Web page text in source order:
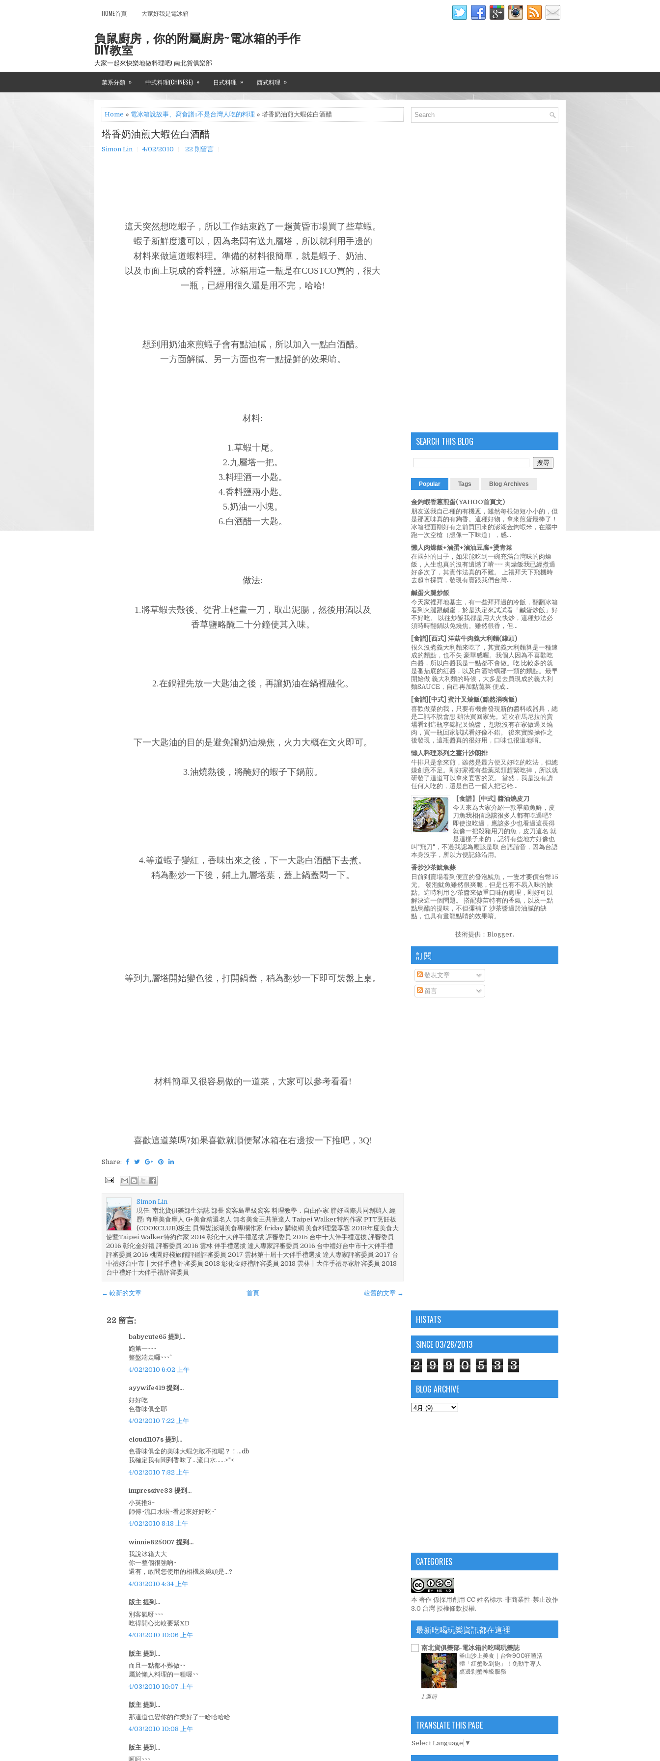
HOME首頁 大家好我是電冰箱
負鼠廚房，你的附屬廚房~電冰箱的手作
DIY教室
大家一起來快樂地做料理吧! 南北貨俱樂部
菜系分類 » 中式料理(CHINESE) » 日式料理 » 西式料理 »
Home » 電冰箱說故事、寫食譜::不是台灣人吃的料理 » 塔香奶油煎大蝦佐白酒醋
塔香奶油煎大蝦佐白酒醋
Simon Lin 4/02/2010 22 則留言
這天突然想吃蝦子，所以工作結束跑了一趟黃昏市場買了些草蝦。
蝦子新鮮度還可以，因為老闆有送九層塔，所以就利用手邊的
材料來做這道蝦料理。準備的材料很簡單，就是蝦子、奶油、
以及市面上現成的香料鹽。冰箱用這一瓶是在COSTCO買的，很大
一瓶，已經用很久還是用不完，哈哈!
想到用奶油來煎蝦子會有點油膩，所以加入一點白酒醋。
一方面解膩、另一方面也有一點提鮮的效果唷。
材料:
1.草蝦十尾。
2.九層塔一把。
3.料理酒一小匙。
4.香料鹽兩小匙。
5.奶油一小塊。
6.白酒醋一大匙。
做法:
1.將草蝦去殼後、從背上輕畫一刀，取出泥腸，然後用酒以及
香草鹽略醃二十分鐘使其入味。
2.在鍋裡先放一大匙油之後，再讓奶油在鍋裡融化。
下一大匙油的目的是避免讓奶油燒焦，火力大概在文火即可。
3.油燒熱後，將醃好的蝦子下鍋煎。
4.等道蝦子變紅，香味出來之後，下一大匙白酒醋下去煮。
稍為翻炒一下後，鋪上九層塔葉，蓋上鍋蓋悶一下。
等到九層塔開始變色後，打開鍋蓋，稍為翻炒一下即可裝盤上桌。
材料簡單又很容易做的一道菜，大家可以參考看看!
喜歡這道菜嗎?如果喜歡就順便幫冰箱在右邊按一下推吧，3Q!
Share:
Simon Lin
現任: 南北貨俱樂部生活誌 部長 窩客島星級窩客 料理教學．自由作家 胖好國際共同創辦人 經
歷: 奇摩美食摩人 G+美食精選名人 無名美食王共筆達人 Taipei Walker特約作家 PTT烹飪板
(COOKCLUB)板主 貝傳媒澎湖美食專欄作家 friday 購物網 美食料理愛享客 2013年度美食大
使暨Taipei Walker特約作家 2014 彰化十大伴手禮選拔 評審委員 2015 台中十大伴手禮選拔 評審委員
2016 彰化金好禮 評審委員 2016 雲林 伴手禮選拔 達人專家評審委員 2016 台中禮好台中市十大伴手禮
評審委員 2016 桃園好棧旅館評鑑評審委員 2017 雲林第十屆十大伴手禮選拔 達人專家評審委員 2017 台
中禮好台中市十大伴手禮 評審委員 2018 彰化金好禮評審委員 2018 雲林十大伴手禮專家評審委員 2018
台中禮好十大伴手禮評審委員
← 較新的文章 較舊的文章 →
首頁
22 留言:
babycute65 提到...
跑第一~~~
整盤端走囉~~~^^
4/02/2010 6:02 上午
ayywife419 提到...
好好吃
色香味俱全耶
4/02/2010 7:22 上午
cloud1107s 提到...
色香味俱全的美味大蝦怎敢不推呢？！…d^^b
我確定我有聞到香味了…流口水……>"<
4/02/2010 7:32 上午
impressive33 提到...
小英推3~
師傅~流口水啦~看起來好好吃~^^
4/02/2010 8:18 上午
winnie825007 提到...
我說冰箱大大
你一整個很強吶~
還有，敢問您使用的相機及鏡頭是...?
4/03/2010 4:34 上午
版主 提到...
別客氣呀~~~
吃得開心比較要緊XD
4/03/2010 10:06 上午
版主 提到...
而且一點都不難做~~
屬於懶人料理的一種喔~~
4/03/2010 10:07 上午
版主 提到...
那這道也變你的作業好了~~哈哈哈哈
4/03/2010 10:08 上午
版主 提到...
呵呵~~~
SEARCH THIS BLOG
Popular Tags Blog Archives
金鉤蝦香蔥煎蛋(YAHOO首頁文)
朋友送我自己種的有機蔥，雖然每根短短小小的，但
是那蔥味真的有夠香。這種好物，拿來煎蛋最棒了！
冰箱裡面剛好有之前買回來的澎湖金鉤蝦米，在腦中
跑一次空槍（想像一下味道），感...
懶人肉燥飯+滷蛋+滷油豆腐+燙青菜
在國外的日子，如果能吃到一碗充滿台灣味的肉燥
飯，人生也真的沒有遺憾了唷~~~ 肉燥飯我已經煮過
好多次了，其實作法真的不難。 上禮拜天下飛機時
去超市採買，發現有賣跟我們台灣...
鹹蛋火腿炒飯
今天家裡拜地基主，有一些拜拜過的冷飯，翻翻冰箱
看到火腿跟鹹蛋，於是決定來試試看「鹹蛋炒飯」好
不好吃。 以往炒飯我都是用大火快炒，這種炒法必
須時時翻鍋以免燒焦。雖然很香，但...
[食譜][西式] 洋菇牛肉義大利麵(罐頭)
很久沒煮義大利麵來吃了，其實義大利麵算是一種速
成的麵點，也不失 豪華感喔。我個人因為不喜歡吃
白醬，所以白醬我是一點都不會做。吃 比較多的就
是番茄底的紅醬，以及白酒蛤蠣那一類的麵點。最早
開始做 義大利麵的時候，大多是去買現成的義大利
麵SAUCE，自己再加點蔬菜 便成...
[食譜][中式] 蜜汁叉燒飯(黯然消魂飯)
喜歡做菜的我，只要有機會發現新的醬料或器具，總
是二話不說會想 辦法買回家先。這次在馬尼拉的賣
場看到這瓶李錦記叉燒醬， 想說沒有在家做過叉燒
肉，買一瓶回家試試看好像不錯。 後來實際操作之
後發現，這瓶醬真的很好用，口味也很道地唷。
懶人料理系列之薑汁沙朗排
牛排只是拿來煎，雖然是最方便又好吃的吃法，但總
嫌創意不足。剛好家裡有些葉菜類趕緊吃掉，所以就
研發了這道可以拿來宴客的菜。 當然，我是沒有請
任何人吃的，還是自己一個人把它給...
【食譜】[中式] 醬油燒皮刀
今天來為大家介紹一款季節魚鮮，皮
刀魚我相信應該很多人都有吃過吧?
即使沒吃過，應該多少也看過這長得
就像一把殺豬用刀的魚，皮刀這名 就
是這樣子來的，記得有些地方好像也
叫"飛刀"，不過我認為應該是取 台語諧音，因為台語
本身沒字，所以方便記錄沿用。
香炒沙茶魷魚蒜
日前到賣場看到便宜的發泡魷魚，一隻才要價台幣15
元。 發泡魷魚雖然很爽脆，但是也有不易入味的缺
點。這時利用 沙茶醬來做重口味的處理，剛好可以
解決這一個問題。 搭配蒜苗特有的香氣，以及一點
點烏醋的提味，不但彌補了 沙茶醬過於油膩的缺
點，也具有畫龍點睛的效果唷。
技術提供： Blogger.
訂閱
發表文章
留言
HISTATS
SINCE 03/28/2013
2 9 9 0 5 3 3
BLOG ARCHIVE
CATEGORIES
本 著作 係採用創用 CC 姓名標示-非商業性-禁止改作
3.0 台灣 授權條款授權.
最新吃喝玩樂資訊都在這裡
南北貨俱樂部-電冰箱的吃喝玩樂誌
釜山沙上美食｜台幣900狂嗑活
體「紅蟹吃到飽」！免動手專人
桌邊剝蟹神級服務
1 週前
TRANSLATE THIS PAGE
Select Language ▼